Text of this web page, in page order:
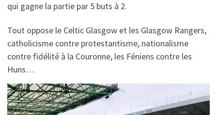
qui gagne la partie par 5 buts à 2.
Tout oppose le Celtic Glasgow et les Glasgow Rangers,
catholicisme contre protestantisme, nationalisme
contre fidélité à la Couronne, les Féniens contre les
Huns…